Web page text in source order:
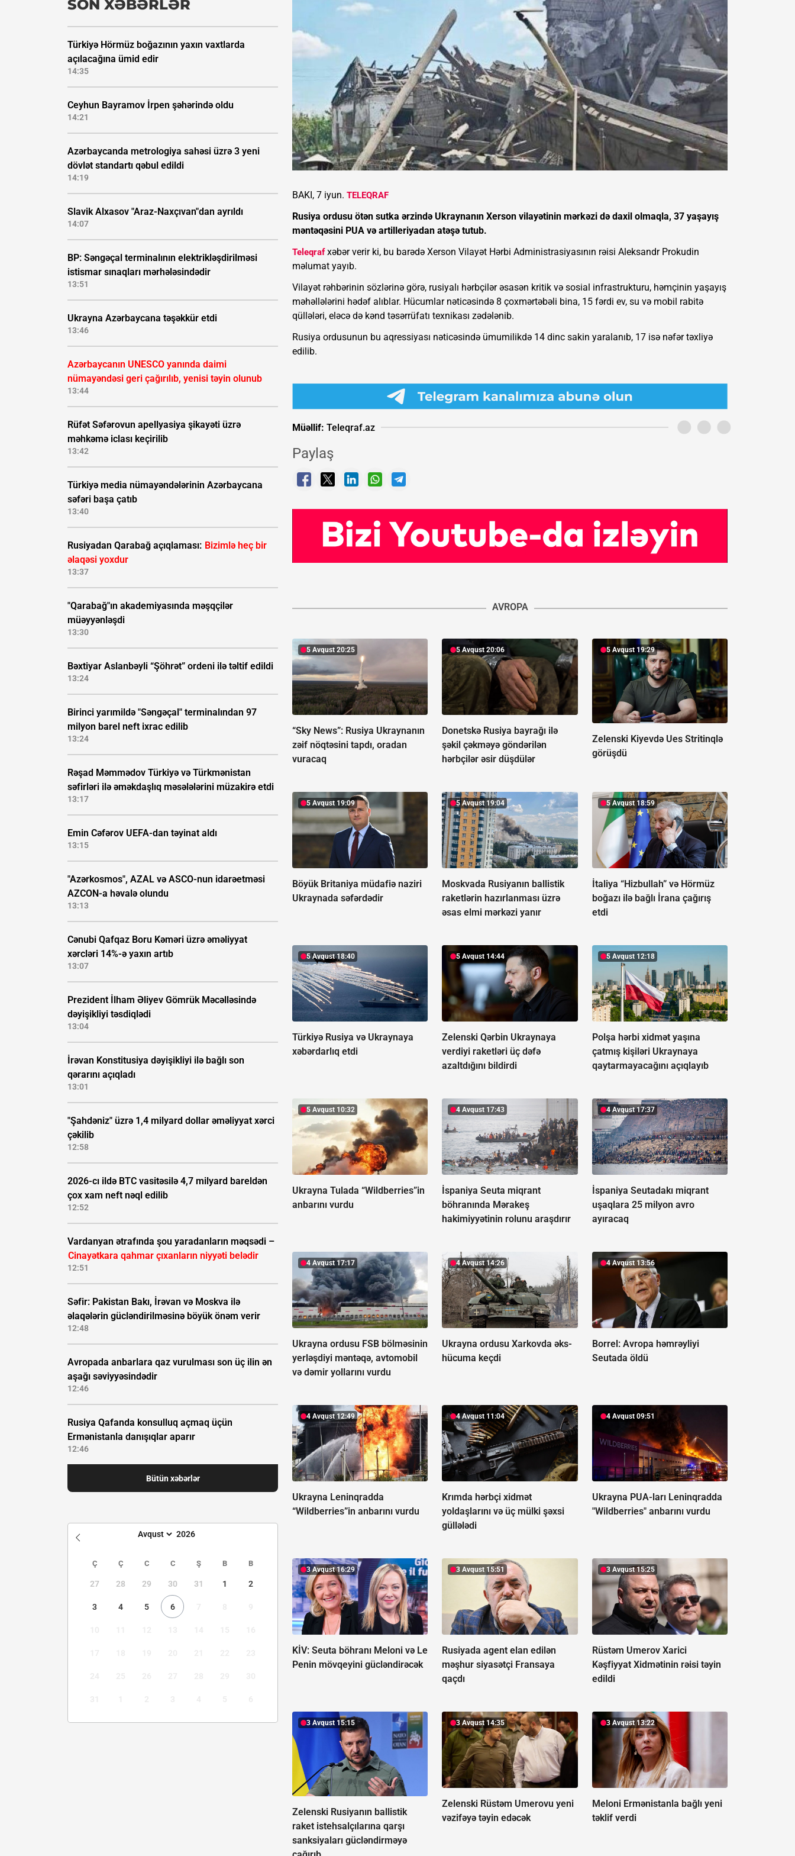
SON XƏBƏRLƏR
Türkiyə Hörmüz boğazının yaxın vaxtlarda
açılacağına ümid edir
14:35
Ceyhun Bayramov İrpen şəhərində oldu
14:21
Azərbaycanda metrologiya sahəsi üzrə 3 yeni
dövlət standartı qəbul edildi
14:19
Slavik Alxasov "Araz-Naxçıvan"dan ayrıldı
14:07
BP: Səngəçal terminalının elektrikləşdirilməsi
istismar sınaqları mərhələsindədir
13:51
Ukrayna Azərbaycana təşəkkür etdi
13:46
Azərbaycanın UNESCO yanında daimi
nümayəndəsi geri çağırılıb, yenisi təyin olunub
13:44
Rüfət Səfərovun apellyasiya şikayəti üzrə
məhkəmə iclası keçirilib
13:42
Türkiyə media nümayəndələrinin Azərbaycana
səfəri başa çatıb
13:40
Rusiyadan Qarabağ açıqlaması: Bizimlə heç bir
əlaqəsi yoxdur
13:37
"Qarabağ"ın akademiyasında məşqçilər
müəyyənləşdi
13:30
Bəxtiyar Aslanbəyli “Şöhrət” ordeni ilə təltif edildi
13:24
Birinci yarımildə "Səngəçal" terminalından 97
milyon barel neft ixrac edilib
13:24
Rəşad Məmmədov Türkiyə və Türkmənistan
səfirləri ilə əməkdaşlıq məsələlərini müzakirə etdi
13:17
Emin Cəfərov UEFA-dan təyinat aldı
13:15
"Azərkosmos", AZAL və ASCO-nun idarəetməsi
AZCON-a həvalə olundu
13:13
Cənubi Qafqaz Boru Kəməri üzrə əməliyyat
xərcləri 14%-ə yaxın artıb
13:07
Prezident İlham Əliyev Gömrük Məcəlləsində
dəyişikliyi təsdiqlədi
13:04
İrəvan Konstitusiya dəyişikliyi ilə bağlı son
qərarını açıqladı
13:01
"Şahdəniz" üzrə 1,4 milyard dollar əməliyyat xərci
çəkilib
12:58
2026-cı ildə BTC vasitəsilə 4,7 milyard bareldən
çox xam neft nəql edilib
12:52
Vardanyan ətrafında şou yaradanların məqsədi –
Cinayətkara qahmar çıxanların niyyəti belədir
12:51
Səfir: Pakistan Bakı, İrəvan və Moskva ilə
əlaqələrin gücləndirilməsinə böyük önəm verir
12:48
Avropada anbarlara qaz vurulması son üç ilin ən
aşağı səviyyəsindədir
12:46
Rusiya Qafanda konsulluq açmaq üçün
Ermənistanla danışıqlar aparır
12:46
Bütün xəbərlər
Ç Ç C C Ş B B
27 28 29 30 31 1 2
3 4 5 6
BAKI, 7 iyun. TELEQRAF
Rusiya ordusu ötən sutka ərzində Ukraynanın Xerson vilayətinin mərkəzi də daxil olmaqla, 37 yaşayış
məntəqəsini PUA və artilleriyadan atəşə tutub.
Teleqrafxəbər verir ki, bu barədə Xerson Vilayət Hərbi Administrasiyasının rəisi Aleksandr Prokudin
məlumat yayıb.
Vilayət rəhbərinin sözlərinə görə, rusiyalı hərbçilər əsasən kritik və sosial infrastrukturu, həmçinin yaşayış
məhəllələrini hədəf alıblar. Hücumlar nəticəsində 8 çoxmərtəbəli bina, 15 fərdi ev, su və mobil rabitə
qüllələri, eləcə də kənd təsərrüfatı texnikası zədələnib.
Rusiya ordusunun bu aqressiyası nəticəsində ümumilikdə 14 dinc sakin yaralanıb, 17 isə nəfər təxliyə
edilib.
Müəllif: Teleqraf.az
Paylaş
AVROPA
5 Avqust 20:25
“Sky News”: Rusiya Ukraynanın
zəif nöqtəsini tapdı, oradan
vuracaq
5 Avqust 20:06
Donetskə Rusiya bayrağı ilə
şəkil çəkməyə göndərilən
hərbçilər əsir düşdülər
5 Avqust 19:29
Zelenski Kiyevdə Ues Stritinqlə
görüşdü
5 Avqust 19:09
Böyük Britaniya müdafiə naziri
Ukraynada səfərdədir
5 Avqust 19:04
Moskvada Rusiyanın ballistik
raketlərin hazırlanması üzrə
əsas elmi mərkəzi yanır
5 Avqust 18:59
İtaliya “Hizbullah” və Hörmüz
boğazı ilə bağlı İrana çağırış
etdi
5 Avqust 18:40
Türkiyə Rusiya və Ukraynaya
xəbərdarlıq etdi
5 Avqust 14:44
Zelenski Qərbin Ukraynaya
verdiyi raketləri üç dəfə
azaltdığını bildirdi
5 Avqust 12:18
Polşa hərbi xidmət yaşına
çatmış kişiləri Ukraynaya
qaytarmayacağını açıqlayıb
5 Avqust 10:32
Ukrayna Tulada “Wildberries”in
anbarını vurdu
4 Avqust 17:43
İspaniya Seuta miqrant
böhranında Mərakeş
hakimiyyətinin rolunu araşdırır
4 Avqust 17:37
İspaniya Seutadakı miqrant
uşaqlara 25 milyon avro
ayıracaq
4 Avqust 17:17
Ukrayna ordusu FSB bölməsinin
yerləşdiyi məntəqə, avtomobil
və dəmir yollarını vurdu
4 Avqust 14:26
Ukrayna ordusu Xarkovda əks-
hücuma keçdi
4 Avqust 13:56
Borrel: Avropa həmrəyliyi
Seutada öldü
4 Avqust 12:49
Ukrayna Leninqradda
“Wildberries”in anbarını vurdu
4 Avqust 11:04
Krımda hərbçi xidmət
yoldaşlarını və üç mülki şəxsi
güllələdi
4 Avqust 09:51
Ukrayna PUA-ları Leninqradda
"Wildberries" anbarını vurdu
3 Avqust 16:29
KİV: Seuta böhranı Meloni və Le
Penin mövqeyini gücləndirəcək
3 Avqust 15:51
Rusiyada agent elan edilən
məşhur siyasətçi Fransaya
qaçdı
3 Avqust 15:25
Rüstəm Umerov Xarici
Kəşfiyyat Xidmətinin rəisi təyin
edildi
3 Avqust 15:15
Zelenski Rusiyanın ballistik
raket istehsalçılarına qarşı
sanksiyaları gücləndirməyə
3 Avqust 14:35
Zelenski Rüstəm Umerovu yeni
vəzifəyə təyin edəcək
3 Avqust 13:22
Meloni Ermənistanla bağlı yeni
təklif verdi